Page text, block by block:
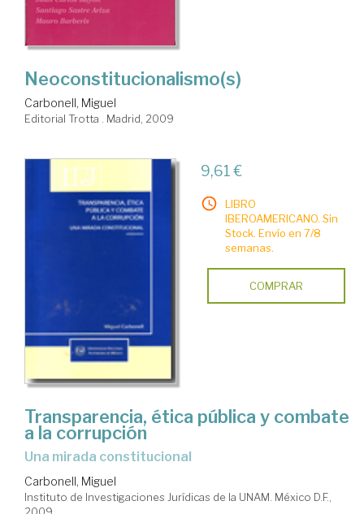
Neoconstitucionalismo(s)
Carbonell, Miguel
Editorial Trotta . Madrid, 2009
9,61 €
LIBRO
IBEROAMERICANO. Sin
Stock. Envío en 7/8
semanas.
COMPRAR
Transparencia, ética pública y combate
a la corrupción
una mirada constitucional
Carbonell, Miguel
Instituto de Investigaciones Jurídicas de la UNAM. México D.F.,